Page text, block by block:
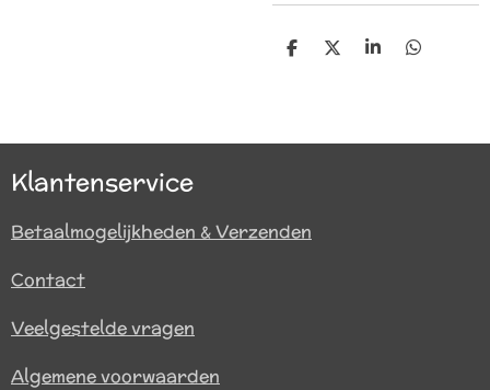
D
D
S
D
Klantenservice
Betaalmogelijkheden & Verzenden
Contact
Veelgestelde vragen
Algemene voorwaarden